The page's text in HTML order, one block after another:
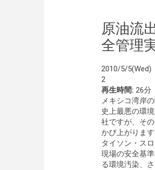
原油流
全管理
2010/5/5(Wed)
2
再生時間: 26分
メキシコ湾岸
史上最悪の環
社ですが、そ
かび上がりま
タイソン・ス
現場の安全基
る環境汚染、